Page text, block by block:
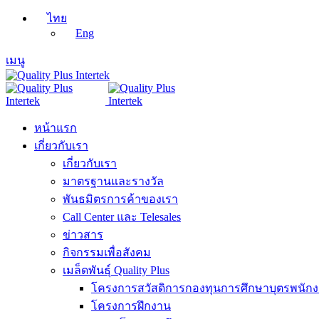
ไทย
Eng
เมนู
หน้าแรก
เกี่ยวกับเรา
เกี่ยวกับเรา
มาตรฐานและรางวัล
พันธมิตรการค้าของเรา
Call Center และ Telesales
ข่าวสาร
กิจกรรมเพื่อสังคม
เมล็ดพันธุ์ Quality Plus
โครงการสวัสดิการกองทุนการศึกษาบุตรพนัก
โครงการฝึกงาน